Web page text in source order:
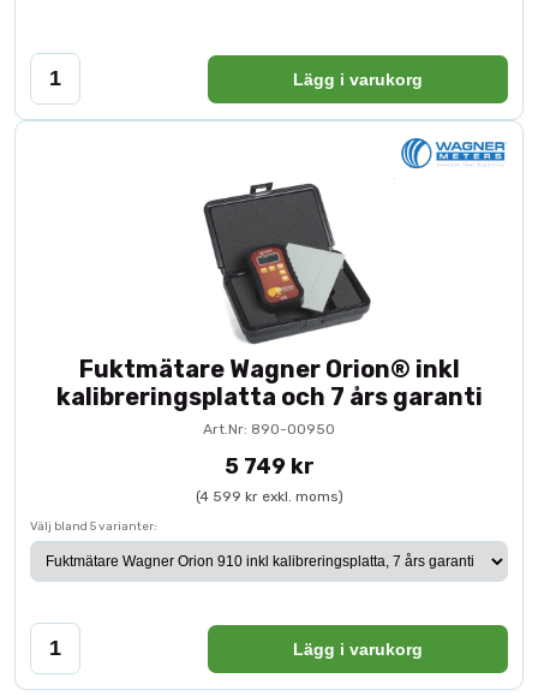
Lägg i varukorg
Fuktmätare Wagner Orion® inkl
kalibreringsplatta och 7 års garanti
Art.Nr: 890-00950
5 749 kr
(4 599 kr exkl. moms)
Välj bland 5 varianter:
Lägg i varukorg